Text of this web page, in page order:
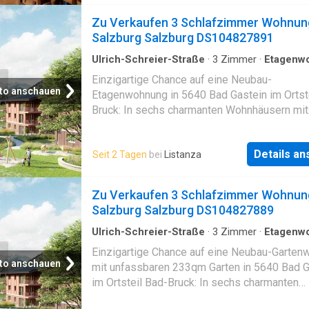
- Wohnung: € 351.000,- - Carport: € 21.000,- -
Außenstellplatz: € 11.000,- Gesamtpreis: €
(provis
anschauen
Zu Verkaufen 3 Schlafzimmer
Salzburg Salzburg DS104827891
Ulrich-Schreier-Straße · 3 Zimmer ·
Einzigartige Chance auf eine Neubau-
Etagenwohnung in 5640 Bad Gastein im
Bruck: In sechs charmanten Wohnhäusern mit
und Gemütlichkeit. Die überdurchschnittliche
Bauqualität überzeugt mit präziser
für alle, die ihre Wünsche noch in die Planung
einbringen möchten. Provisionsfrei für Käufer.
Tiefgaragenplatz wird mit 23.000EUR
Dieses BETTERHOMES-Angebot zeichnet
durch folgende Vorteile aus: - einzigartige
Möglichkeit für eine Neubauwohnung -
Seit 2 Tagen bei Listanza Details
anschauen
Zu Verkaufen 3 Schlafzimmer
Salzburg Salzburg DS104827889
Ulrich-Schreier-Straße · 3 Zimmer ·
Parkplatz
Einzigartige Chance auf eine Neubau-
mit unfassbaren 233qm Garten in 5640 Bad
im Ortsteil Bad-Bruck: In sechs charmanten